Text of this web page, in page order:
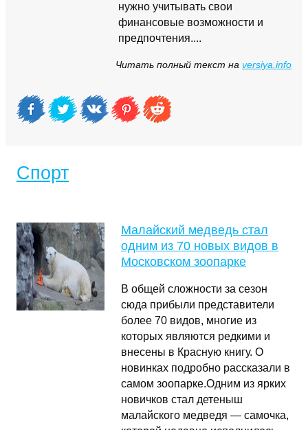
нужно учитывать свои
финансовые возможности и
предпочтения....
Читать полный текст на versiya.info
Спорт
Малайский медведь стал
одним из 70 новых видов в
Московском зоопарке
В общей сложности за сезон
сюда прибыли представители
более 70 видов, многие из
которых являются редкими и
внесены в Красную книгу. О
новинках подробно рассказали в
самом зоопарке.Одним из ярких
новичков стал детеныш
малайского медведя — самочка,